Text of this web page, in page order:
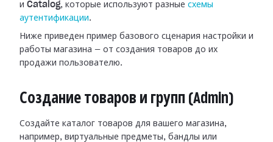
и Catalog, которые используют разные схемы
аутентификации.
Ниже приведен пример базового сценария настройки и
работы магазина — от создания товаров до их
продажи пользователю.
Создание товаров и групп (Admin)
Создайте каталог товаров для вашего магазина,
например, виртуальные предметы, бандлы или